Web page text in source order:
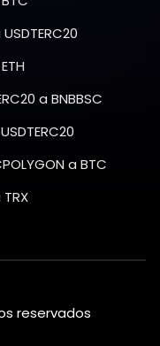
USDTERC20
ETH
a BNBBSC
USDTERC20
a BTC
TRX
reservados